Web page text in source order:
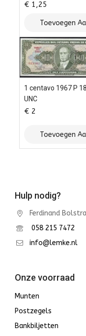
€ 1,25
Toevoegen
Winkelwagen
1 centavo 1967 P
UNC
€ 2
Toevoegen
Winkelwagen
Hulp nodig?
Ferdinand
058 215 7472
info@lemke.nl
Onze voorraad
Munten
Postzegels
Bankbiljetten